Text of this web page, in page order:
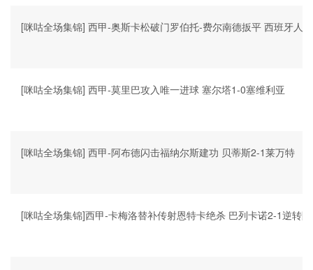
[咪咕全场集锦] 西甲-奥斯卡松破门罗伯托-费尔南德扳平 西班牙人
[咪咕全场集锦] 西甲-莫里巴攻入唯一进球 塞尔塔1-0塞维利亚
[咪咕全场集锦] 西甲-阿布德闪击福纳尔斯建功 贝蒂斯2-1莱万特
[咪咕全场集锦]西甲-卡梅洛替补传射恩特卡绝杀 巴列卡诺2-1逆转